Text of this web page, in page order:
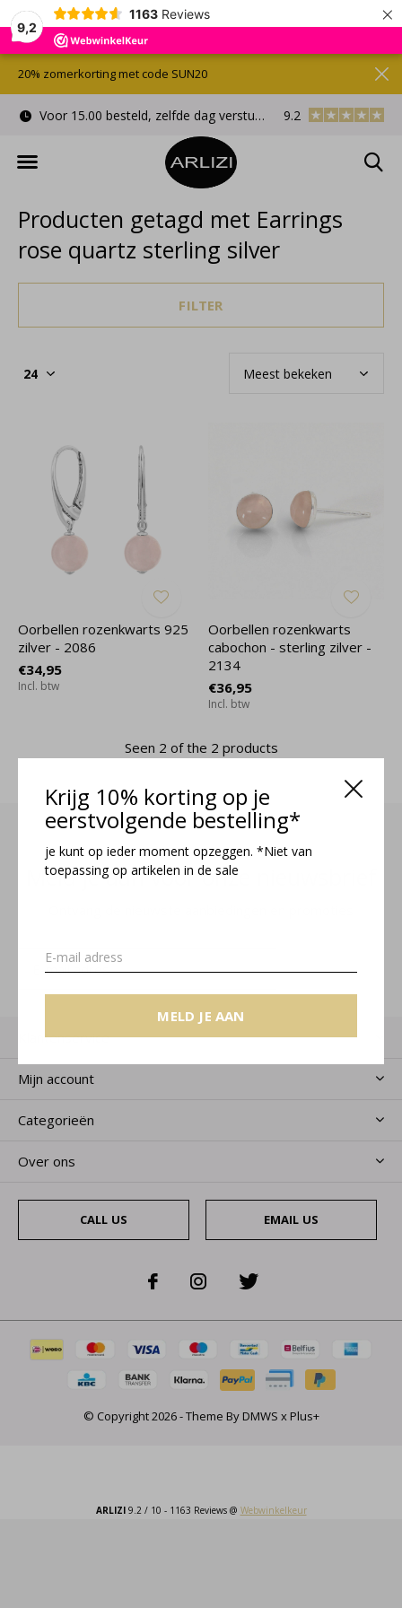
9,2
1163 Reviews ×
Krijg 10% korting op je
eerstvolgende bestelling*
je kunt op ieder moment opzeggen. *Niet van
toepassing op artikelen in de sale
MELD JE AAN
Voor 15.00 besteld, zelfde dag verstuurd Gratis
9.2
20% zomerkorting met code SUN20
Producten getagd met Earrings
rose quartz sterling silver
FILTER
Oorbellen rozenkwarts 925
zilver - 2086
€34,95
Incl. btw
Oorbellen rozenkwarts
cabochon - sterling zilver -
2134
€36,95
Incl. btw
Seen 2 of the 2 products
Meld je aan voor onze nieuwsbrief
MELD JE AAN
Klantenservice
Mijn account
Categorieën
Over ons
CALL US EMAIL US
© Copyright2026- Theme ByDMWS x Plus+
ARLIZI9.2 / 10 - 1163 Reviews @ Webwinkelkeur